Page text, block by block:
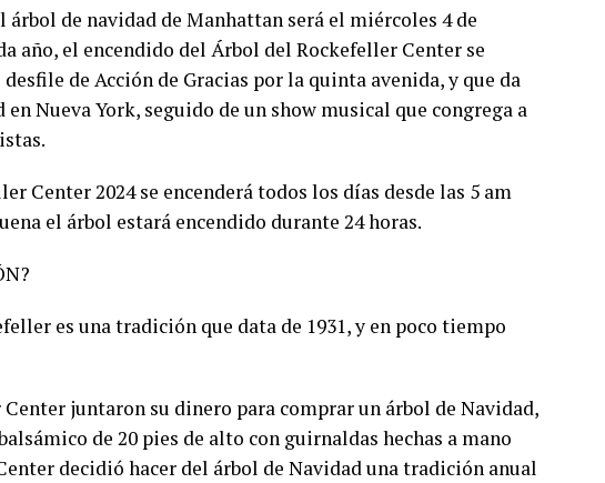
de navidad de Manhattan será el miércoles 4 de
año, el encendido del Árbol del Rockefeller Center se
de Acción de Gracias por la quinta avenida, y que da
Nueva York, seguido de un show musical que congrega a
Center 2024 se encenderá todos los días desde las 5 am
el árbol estará encendido durante 24 horas.
es una tradición que data de 1931, y en poco tiempo
juntaron su dinero para comprar un árbol de Navidad,
de 20 pies de alto con guirnaldas hechas a mano
decidió hacer del árbol de Navidad una tradición anual